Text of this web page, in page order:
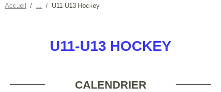
Accueil U11-U13 Hockey
U11-U13 HOCKEY
CALENDRIER